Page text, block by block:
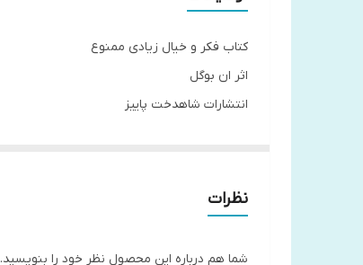
کتاب فکر و خیال زیادی ممنوع
اثر ان بوگل
انتشارات شاهدخت پاییز
جلد شومیز
قطع رقعی
نظرات
شما هم درباره این محصول نظر خود را بنویسید.